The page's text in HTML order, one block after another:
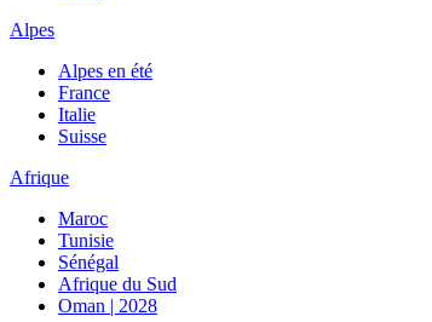
Alpes
Alpes en été
France
Italie
Suisse
Afrique
Maroc
Tunisie
Sénégal
Afrique du Sud
Oman | 2028